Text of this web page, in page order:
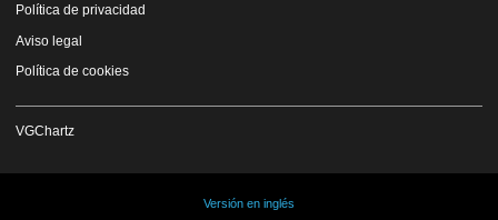
Política de privacidad
Aviso legal
Política de cookies
VGChartz
Versión en inglés